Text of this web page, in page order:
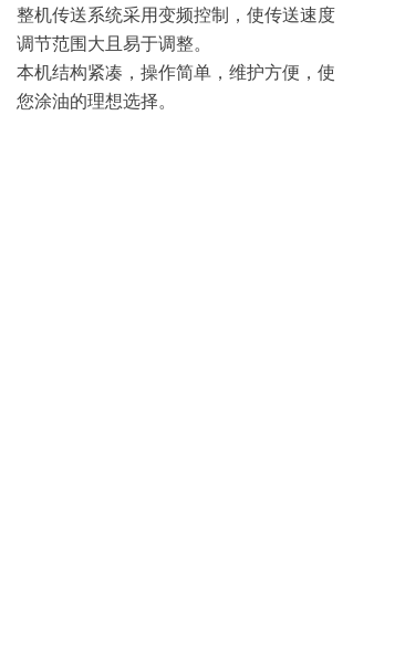
整机传送系统采用变频控制，使传送速度
调节范围大且易于调整。
本机结构紧凑，操作简单，维护方便，使
您涂油的理想选择。